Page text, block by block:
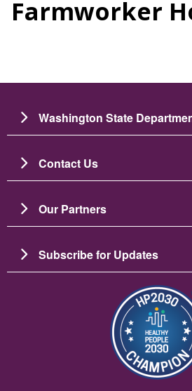
Farmworker
Washington State
Contact Us
Our Partners
Subscribe for Updates
Image